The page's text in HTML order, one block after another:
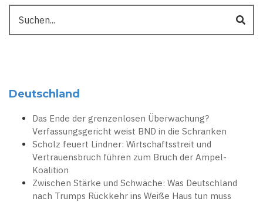
Deutschland
Das Ende der grenzenlosen Überwachung?
Verfassungsgericht weist BND in die Schranken
Scholz feuert Lindner: Wirtschaftsstreit und
Vertrauensbruch führen zum Bruch der Ampel-
Koalition
Zwischen Stärke und Schwäche: Was Deutschland
nach Trumps Rückkehr ins Weiße Haus tun muss